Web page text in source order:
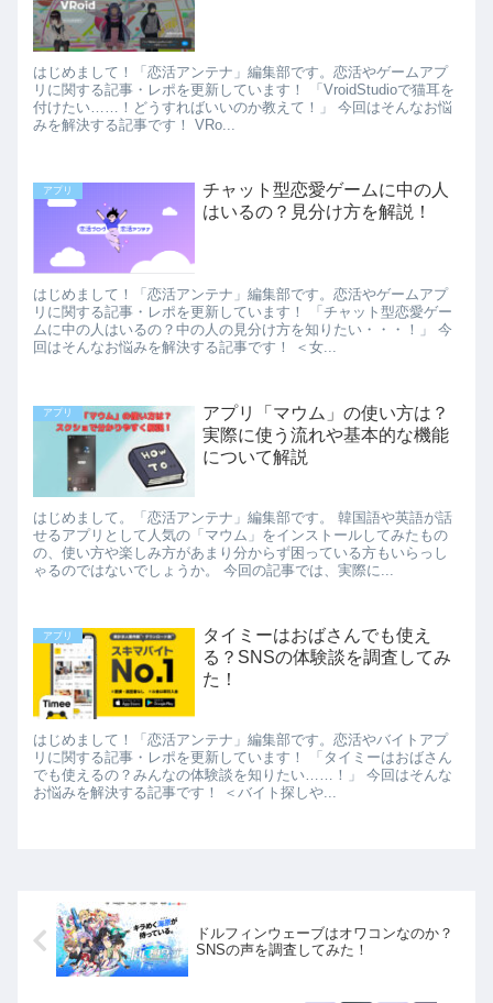
はじめまして！「恋活アンテナ」編集部です。恋活やゲームアプ
リに関する記事・レポを更新しています！ 「VroidStudioで猫耳を
付けたい……！どうすればいいのか教えて！」 今回はそんなお悩
みを解決する記事です！ VRo...
アプリ
チャット型恋愛ゲームに中の人
はいるの？見分け方を解説！
はじめまして！「恋活アンテナ」編集部です。恋活やゲームアプ
リに関する記事・レポを更新しています！ 「チャット型恋愛ゲー
ムに中の人はいるの？中の人の見分け方を知りたい・・・！」 今
回はそんなお悩みを解決する記事です！ ＜女...
アプリ
アプリ「マウム」の使い方は？
実際に使う流れや基本的な機能
について解説
はじめまして。「恋活アンテナ」編集部です。 韓国語や英語が話
せるアプリとして人気の「マウム」をインストールしてみたもの
の、使い方や楽しみ方があまり分からず困っている方もいらっし
ゃるのではないでしょうか。 今回の記事では、実際に...
アプリ
タイミーはおばさんでも使え
る？SNSの体験談を調査してみ
た！
はじめまして！「恋活アンテナ」編集部です。恋活やバイトアプ
リに関する記事・レポを更新しています！ 「タイミーはおばさん
でも使えるの？みんなの体験談を知りたい……！」 今回はそんな
お悩みを解決する記事です！ ＜バイト探しや...
ドルフィンウェーブはオワコンなのか？
SNSの声を調査してみた！